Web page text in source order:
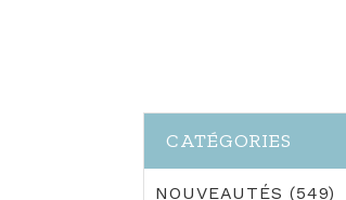
CATÉGORIES
NOUVEAUTÉS (549)